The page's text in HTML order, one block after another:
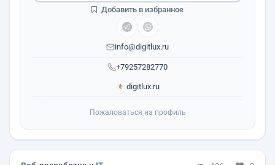
+79257282770
info@digitlux.ru
digitlux.ru
Добавить в избранное
Пожаловаться на профиль